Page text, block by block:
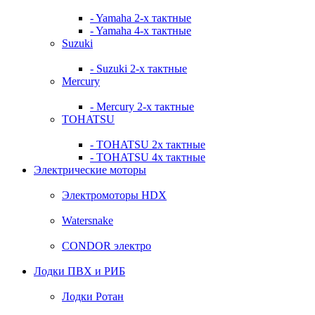
- Yamaha 2-х тактные
- Yamaha 4-х тактные
Suzuki
- Suzuki 2-х тактные
Mercury
- Mercury 2-х тактные
TOHATSU
- TOHATSU 2х тактные
- TOHATSU 4х тактные
Электрические моторы
Электромоторы HDX
Watersnake
CONDOR электро
Лодки ПВХ и РИБ
Лодки Ротан